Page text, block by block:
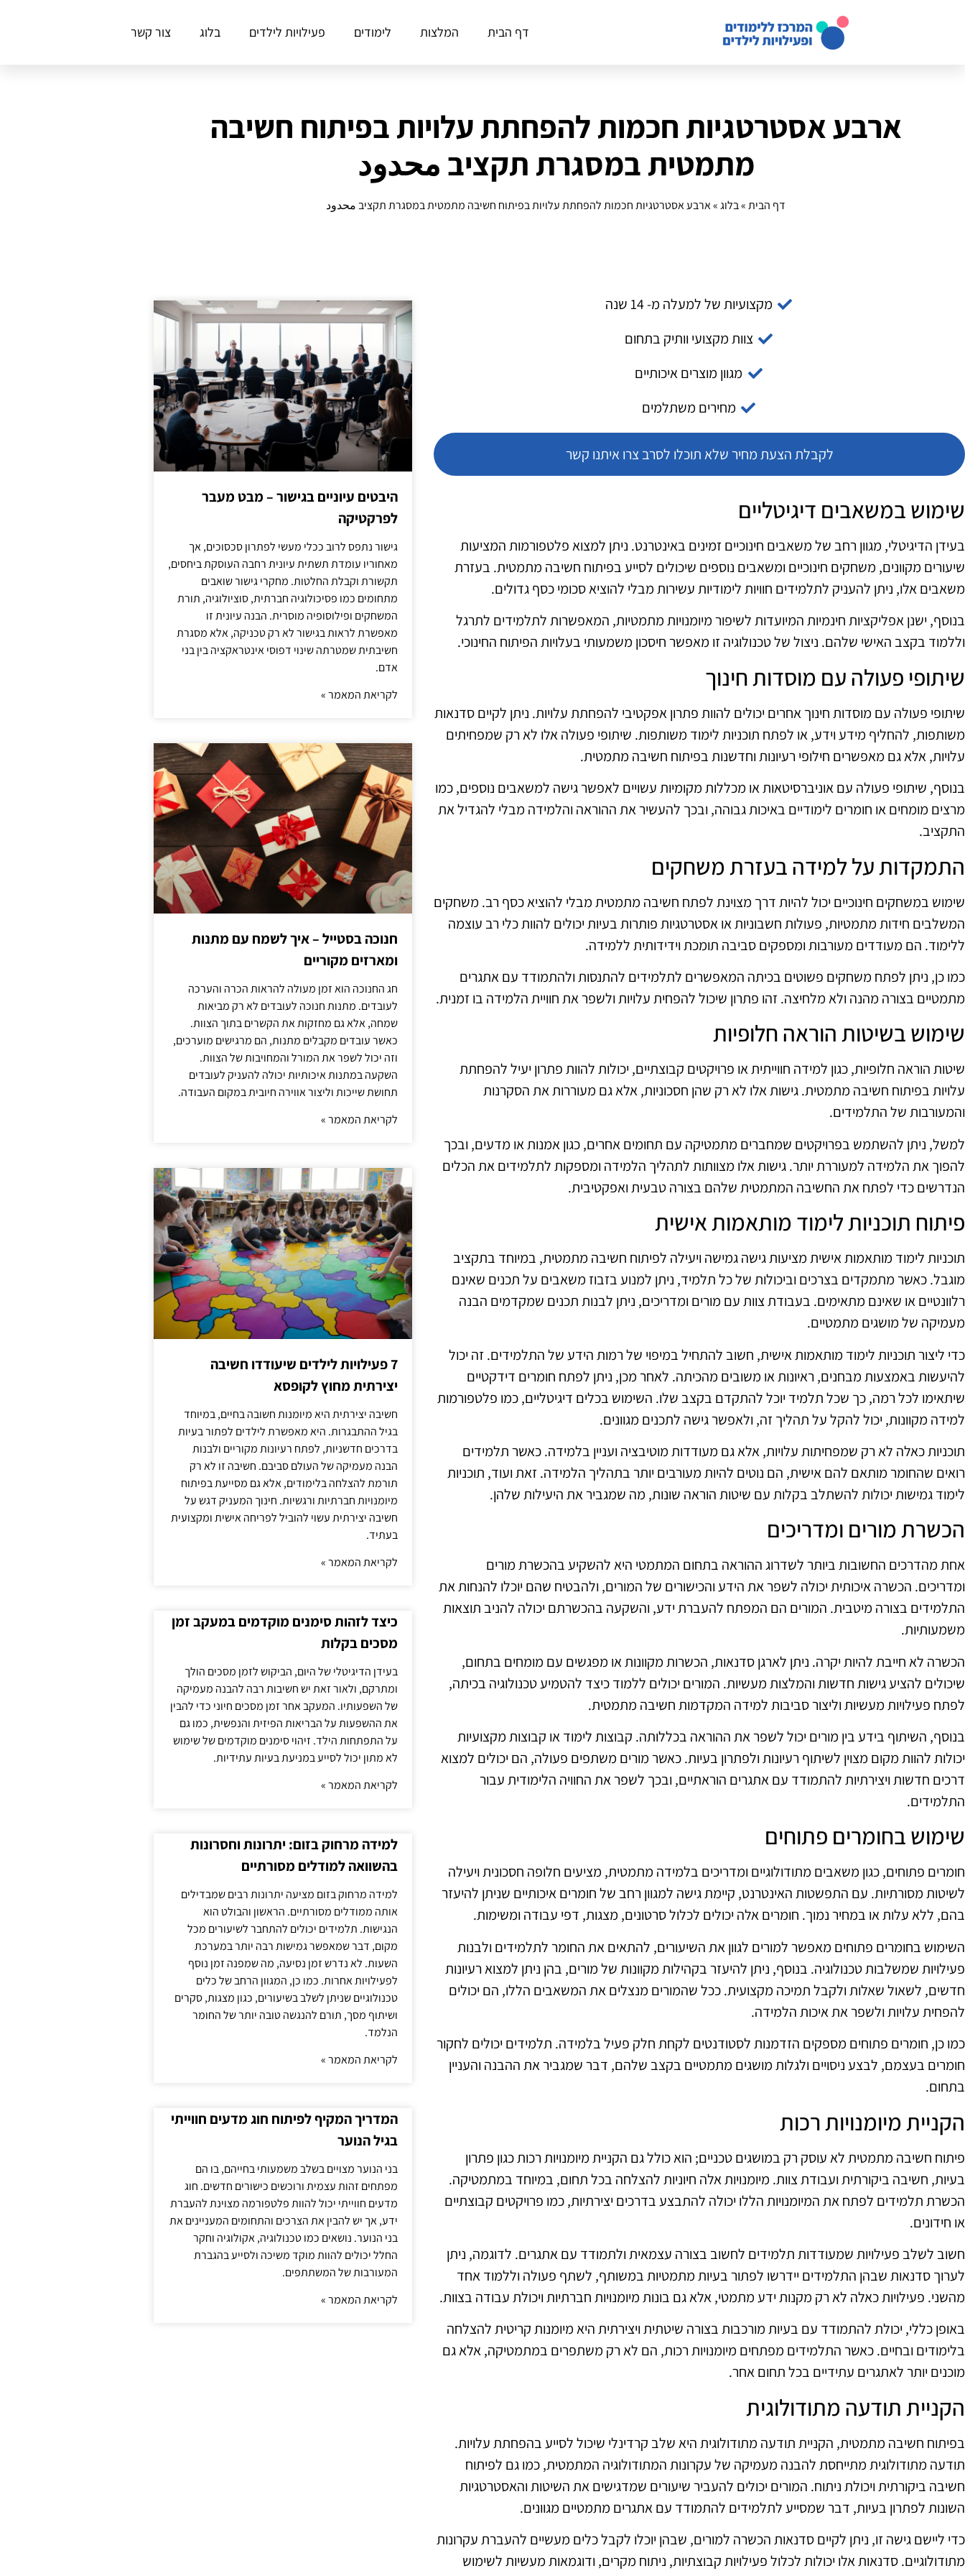
דף הבית המלצות לימודים פעילויות לילדים בלוג צור קשר
ארבע אסטרטגיות חכמות להפחתת עלויות בפיתוח חשיבה
מתמטית במסגרת תקציב محدود
דף הבית»בלוג»ארבע אסטרטגיות חכמות להפחתת עלויות בפיתוח חשיבה מתמטית במסגרת תקציב محدود
מקצועיות של למעלה מ- 14 שנה
צוות מקצועי וותיק בתחום
מגוון מוצרים איכותיים
מחירים משתלמים
לקבלת הצעת מחיר שלא תוכלו לסרב צרו איתנו קשר
שימוש במשאבים דיגיטליים
בעידן הדיגיטלי, מגוון רחב של משאבים חינוכיים זמינים באינטרנט. ניתן למצוא פלטפורמות המציעות
שיעורים מקוונים, משחקים חינוכיים ומשאבים נוספים שיכולים לסייע בפיתוח חשיבה מתמטית. בעזרת
משאבים אלו, ניתן להעניק לתלמידים חוויות לימודיות עשירות מבלי להוציא סכומי כסף גדולים.
בנוסף, ישנן אפליקציות חינמיות המיועדות לשיפור מיומנויות מתמטיות, המאפשרות לתלמידים לתרגל
וללמוד בקצב האישי שלהם. ניצול של טכנולוגיה זו מאפשר חיסכון משמעותי בעלויות הפיתוח החינוכי.
שיתופי פעולה עם מוסדות חינוך
שיתופי פעולה עם מוסדות חינוך אחרים יכולים להוות פתרון אפקטיבי להפחתת עלויות. ניתן לקיים סדנאות
משותפות, להחליף מידע וידע, או לפתח תוכניות לימוד משותפות. שיתופי פעולה אלו לא רק שמפחיתים
עלויות, אלא גם מאפשרים חילופי רעיונות וחדשנות בפיתוח חשיבה מתמטית.
בנוסף, שיתופי פעולה עם אוניברסיטאות או מכללות מקומיות עשויים לאפשר גישה למשאבים נוספים, כמו
מרצים מומחים או חומרים לימודיים באיכות גבוהה, ובכך להעשיר את ההוראה והלמידה מבלי להגדיל את
התקציב.
התמקדות על למידה בעזרת משחקים
שימוש במשחקים חינוכיים יכול להיות דרך מצוינת לפתח חשיבה מתמטית מבלי להוציא כסף רב. משחקים
המשלבים חידות מתמטיות, פעולות חשבוניות או אסטרטגיות פותרות בעיות יכולים להוות כלי רב עוצמה
ללימוד. הם מעודדים מעורבות ומספקים סביבה תומכת וידידותית ללמידה.
כמו כן, ניתן לפתח משחקים פשוטים בכיתה המאפשרים לתלמידים להתנסות ולהתמודד עם אתגרים
מתמטיים בצורה מהנה ולא מלחיצה. זהו פתרון שיכול להפחית עלויות ולשפר את חוויית הלמידה בו זמנית.
שימוש בשיטות הוראה חלופיות
שיטות הוראה חלופיות, כגון למידה חווייתית או פרויקטים קבוצתיים, יכולות להוות פתרון יעיל להפחתת
עלויות בפיתוח חשיבה מתמטית. גישות אלו לא רק שהן חסכוניות, אלא גם מעוררות את הסקרנות
והמעורבות של התלמידים.
למשל, ניתן להשתמש בפרויקטים שמחברים מתמטיקה עם תחומים אחרים, כגון אמנות או מדעים, ובכך
להפוך את הלמידה למעוררת יותר. גישות אלו מצוותות לתהליך הלמידה ומספקות לתלמידים את הכלים
הנדרשים כדי לפתח את החשיבה המתמטית שלהם בצורה טבעית ואפקטיבית.
פיתוח תוכניות לימוד מותאמות אישית
תוכניות לימוד מותאמות אישית מציעות גישה גמישה ויעילה לפיתוח חשיבה מתמטית, במיוחד בתקציב
מוגבל. כאשר מתמקדים בצרכים וביכולות של כל תלמיד, ניתן למנוע בזבוז משאבים על תכנים שאינם
רלוונטיים או שאינם מתאימים. בעבודת צוות עם מורים ומדריכים, ניתן לבנות תכנים שמקדמים הבנה
מעמיקה של מושגים מתמטיים.
כדי ליצור תוכניות לימוד מותאמות אישית, חשוב להתחיל במיפוי של רמות הידע של התלמידים. זה יכול
להיעשות באמצעות מבחנים, ראיונות או משובים מהכיתה. לאחר מכן, ניתן לפתח חומרים דידקטיים
שיתאימו לכל רמה, כך שכל תלמיד יוכל להתקדם בקצב שלו. השימוש בכלים דיגיטליים, כמו פלטפורמות
למידה מקוונות, יכול להקל על תהליך זה, ולאפשר גישה לתכנים מגוונים.
תוכניות כאלה לא רק שמפחיתות עלויות, אלא גם מעודדות מוטיבציה ועניין בלמידה. כאשר תלמידים
רואים שהחומר מותאם להם אישית, הם נוטים להיות מעורבים יותר בתהליך הלמידה. זאת ועוד, תוכניות
לימוד גמישות יכולות להשתלב בקלות עם שיטות הוראה שונות, מה שמגביר את היעילות שלהן.
הכשרת מורים ומדריכים
אחת מהדרכים החשובות ביותר לשדרוג ההוראה בתחום המתמטי היא להשקיע בהכשרת מורים
ומדריכים. הכשרה איכותית יכולה לשפר את הידע והכישורים של המורים, ולהבטיח שהם יוכלו להנחות את
התלמידים בצורה מיטבית. המורים הם המפתח להעברת ידע, והשקעה בהכשרתם יכולה להניב תוצאות
משמעותיות.
הכשרה לא חייבת להיות יקרה. ניתן לארגן סדנאות, הכשרות מקוונות או מפגשים עם מומחים בתחום,
שיכולים להציע גישות חדשות והמלצות מעשיות. המורים יכולים ללמוד כיצד להטמיע טכנולוגיה בכיתה,
לפתח פעילויות מעשיות וליצור סביבות למידה המקדמות חשיבה מתמטית.
בנוסף, השיתוף בידע בין מורים יכול לשפר את ההוראה בכללותה. קבוצות לימוד או קבוצות מקצועיות
יכולות להוות מקום מצוין לשיתוף רעיונות ולפתרון בעיות. כאשר מורים משתפים פעולה, הם יכולים למצוא
דרכים חדשות ויצירתיות להתמודד עם אתגרים הוראתיים, ובכך לשפר את החוויה הלימודית עבור
התלמידים.
שימוש בחומרים פתוחים
חומרים פתוחים, כגון משאבים מתודולוגיים ומדריכים בלמידה מתמטית, מציעים חלופה חסכונית ויעילה
לשיטות מסורתיות. עם התפשטות האינטרנט, קיימת גישה למגוון רחב של חומרים איכותיים שניתן להיעזר
בהם, ללא עלות או במחיר נמוך. חומרים אלה יכולים לכלול סרטונים, מצגות, דפי עבודה ומשימות.
השימוש בחומרים פתוחים מאפשר למורים לגוון את השיעורים, להתאים את החומר לתלמידים ולבנות
פעילויות שמשלבות טכנולוגיה. בנוסף, ניתן להיעזר בקהילות מקוונות של מורים, בהן ניתן למצוא רעיונות
חדשים, לשאול שאלות ולקבל תמיכה מקצועית. ככל שהמורים מנצלים את המשאבים הללו, הם יכולים
להפחית עלויות ולשפר את איכות הלמידה.
כמו כן, חומרים פתוחים מספקים הזדמנות לסטודנטים לקחת חלק פעיל בלמידה. תלמידים יכולים לחקור
חומרים בעצמם, לבצע ניסויים ולגלות מושגים מתמטיים בקצב שלהם, דבר שמגביר את ההבנה והעניין
בתחום.
הקניית מיומנויות רכות
פיתוח חשיבה מתמטית לא עוסק רק במושגים טכניים; הוא כולל גם הקניית מיומנויות רכות כגון פתרון
בעיות, חשיבה ביקורתית ועבודת צוות. מיומנויות אלה חיוניות להצלחה בכל תחום, במיוחד במתמטיקה.
הכשרת תלמידים לפתח את המיומנויות הללו יכולה להתבצע בדרכים יצירתיות, כמו פרויקטים קבוצתיים
או חידונים.
חשוב לשלב פעילויות שמעודדות תלמידים לחשוב בצורה עצמאית ולתמודד עם אתגרים. לדוגמה, ניתן
לערוך סדנאות שבהן התלמידים יידרשו לפתור בעיות מתמטיות במשותף, לשתף פעולה וללמוד אחד
מהשני. פעילויות כאלה לא רק מקנות ידע מתמטי, אלא גם בונות מיומנויות חברתיות ויכולת עבודה בצוות.
באופן כללי, יכולת להתמודד עם בעיות מורכבות בצורה שיטתית ויצירתית היא מיומנות קריטית להצלחה
בלימודים ובחיים. כאשר התלמידים מפתחים מיומנויות רכות, הם לא רק משתפרים במתמטיקה, אלא גם
מוכנים יותר לאתגרים עתידיים בכל תחום אחר.
הקניית תודעה מתודולוגית
בפיתוח חשיבה מתמטית, הקניית תודעה מתודולוגית היא שלב קרדינלי שיכול לסייע בהפחתת עלויות.
תודעה מתודולוגית מתייחסת להבנה מעמיקה של עקרונות המתודולוגיה המתמטית, כמו גם לפיתוח
חשיבה ביקורתית ויכולת ניתוח. המורים יכולים להעביר שיעורים שמדגישים את השיטות והאסטרטגיות
השונות לפתרון בעיות, דבר שמסייע לתלמידים להתמודד עם אתגרים מתמטיים מגוונים.
כדי ליישם גישה זו, ניתן לקיים סדנאות הכשרה למורים, שבהן יוכלו לקבל כלים מעשיים להעברת עקרונות
מתודולוגיים. סדנאות אלו יכולות לכלול פעילויות קבוצתיות, ניתוח מקרים, ודוגמאות מעשיות לשימוש
היבטים עיוניים בגישור – מבט מעבר
לפרקטיקה
גישור נתפס לרוב ככלי מעשי לפתרון סכסוכים, אך
מאחוריו עומדת תשתית עיונית רחבה העוסקת ביחסים,
תקשורת וקבלת החלטות. מחקרי גישור שואבים
מתחומים כמו פסיכולוגיה חברתית, סוציולוגיה, תורת
המשחקים ופילוסופיה מוסרית. הבנה עיונית זו
מאפשרת לראות בגישור לא רק טכניקה, אלא מסגרת
חשיבתית שמטרתה שינוי דפוסי אינטראקציה בין בני
אדם.
לקריאת המאמר »
חנוכה בסטייל – איך לשמח עם מתנות
ומארזים מקוריים
חג החנוכה הוא זמן מעולה להראות הכרה והערכה
לעובדים. מתנות חנוכה לעובדים לא רק מביאות
שמחה, אלא גם מחזקות את הקשרים בתוך הצוות.
כאשר עובדים מקבלים מתנות, הם מרגישים מוערכים,
וזה יכול לשפר את המורל והמחויבות של הצוות.
השקעה במתנות איכותיות יכולה להעניק לעובדים
תחושת שייכות וליצור אווירה חיובית במקום העבודה.
לקריאת המאמר »
7 פעילויות לילדים שיעודדו חשיבה
יצירתית מחוץ לקופסא
חשיבה יצירתית היא מיומנות חשובה בחיים, במיוחד
בגיל ההתבגרות. היא מאפשרת לילדים לפתור בעיות
בדרכים חדשניות, לפתח רעיונות מקוריים ולבנות
הבנה מעמיקה של העולם סביבם. חשיבה זו לא רק
תורמת להצלחה בלימודים, אלא גם מסייעת בפיתוח
מיומנויות חברתיות ורגשיות. חינוך המעניק דגש על
חשיבה יצירתית עשוי להוביל לפריחה אישית ומקצועית
בעתיד.
לקריאת המאמר »
כיצד לזהות סימנים מוקדמים במעקב זמן
מסכים בקלות
בעידן הדיגיטלי של היום, הביקוש לזמן מסכים הולך
ומתרקם, ולאור זאת יש חשיבות רבה להבנה מעמיקה
של השפעותיו. המעקב אחר זמן מסכים חיוני כדי להבין
את ההשפעות על הבריאות הפיזית והנפשית, כמו גם
על התפתחות הילד. זיהוי סימנים מוקדמים של שימוש
לא מתון יכול לסייע במניעת בעיות עתידיות.
לקריאת המאמר »
למידה מרחוק בזום: יתרונות וחסרונות
בהשוואה למודלים מסורתיים
למידה מרחוק בזום מציעה יתרונות רבים שמבדילים
אותה ממודלים מסורתיים. הראשון והבולט הוא
הנגישות. תלמידים יכולים להתחבר לשיעורים מכל
מקום, דבר שמאפשר גמישות רבה יותר במערכת
השעות. לא נדרש זמן נסיעה, מה שמפנה זמן נוסף
לפעילויות אחרות. כמו כן, המגוון הרחב של כלים
טכנולוגיים שניתן לשלב בשיעורים, כגון מצגות, סקרים
ושיתוף מסך, תורם להנגשה טובה יותר של החומר
הנלמד.
לקריאת המאמר »
המדריך המקיף לפיתוח חוג מדעים חווייתי
בגיל הנוער
בני הנוער מצויים בשלב משמעותי בחייהם, בו הם
מפתחים זהות עצמית ורוכשים כישורים חדשים. חוג
מדעים חווייתי יכול להוות פלטפורמה מצוינת להעברת
ידע, אך יש להבין את הצרכים והתחומים המעניינים את
בני הנוער. נושאים כמו טכנולוגיה, אקולוגיה וחקר
החלל יכולים להוות מוקד משיכה ולסייע בהגברת
המעורבות של המשתתפים.
לקריאת המאמר »